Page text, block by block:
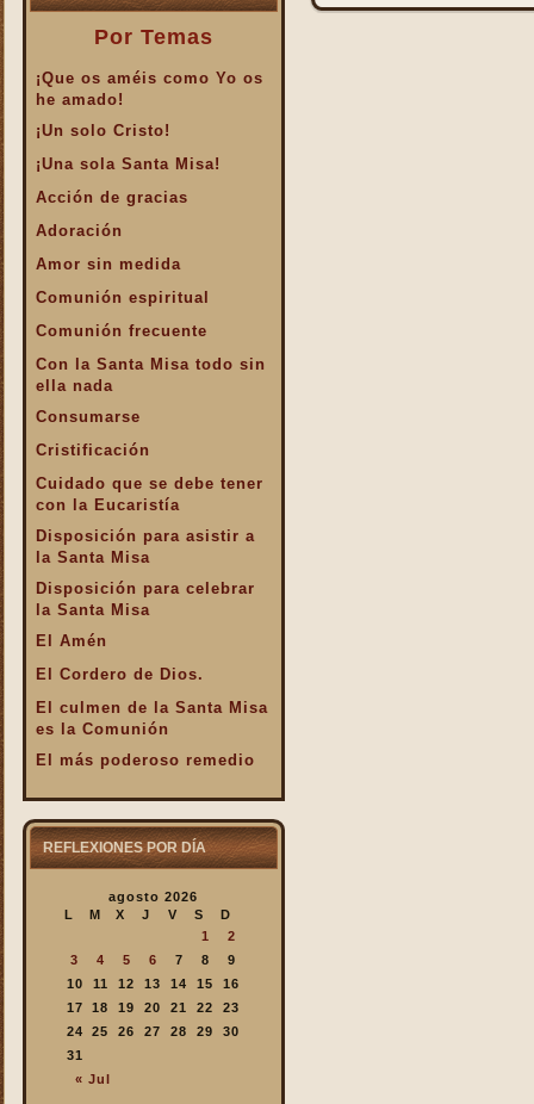
Por Temas
¡Que os améis como Yo os
he amado!
¡Un solo Cristo!
¡Una sola Santa Misa!
Acción de gracias
Adoración
Amor sin medida
Comunión espiritual
Comunión frecuente
Con la Santa Misa todo sin
ella nada
Consumarse
Cristificación
Cuidado que se debe tener
con la Eucaristía
Disposición para asistir a
la Santa Misa
Disposición para celebrar
la Santa Misa
El Amén
El Cordero de Dios.
El culmen de la Santa Misa
es la Comunión
El más poderoso remedio
El Pan de la Palabra y el
El Pan nuestro de cada día.
El valor infinto de la Santa
En la Santa Misa Dios nos
da todo
En la Santa Misa la Iglesia
se ofrece a sí misma
En la Santa Misa recibimos
REFLEXIONES POR DÍA
agosto 2026
L
M X J V S D
« Jul
1
2
3
4 5 6 7 8
9
10
11 12 13 14 15
16
17
18 19 20 21 22
23
24
25 26 27 28 29
30
31